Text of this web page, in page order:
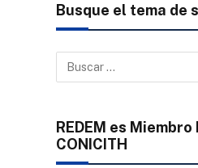
Busque el tema de
REDEM es
CONICITH